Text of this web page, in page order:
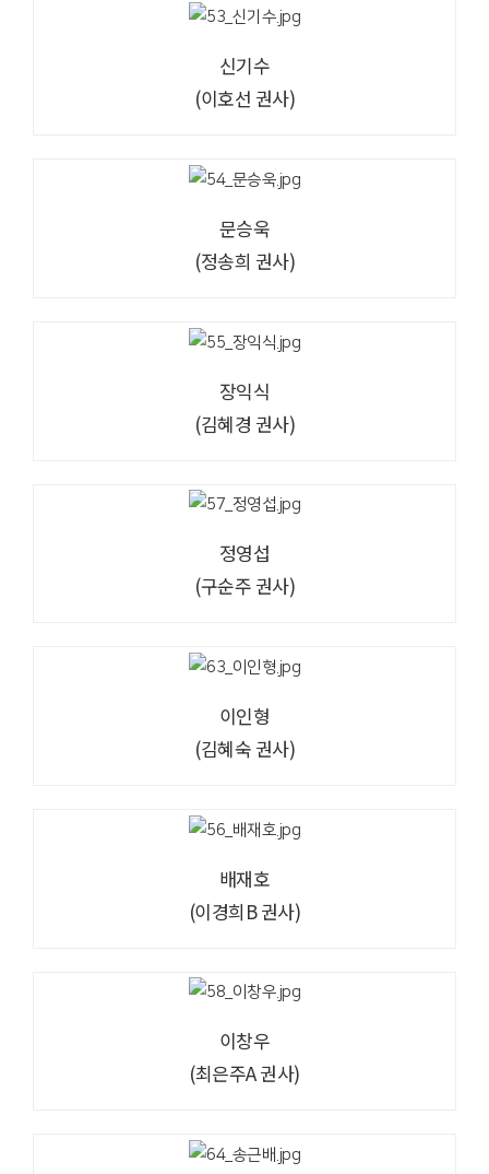
신기수
(이호선 권사)
문승욱
(정송희 권사)
장익식
(김혜경 권사)
정영섭
(구순주 권사)
이인형
(김혜숙 권사)
배재호
(이경희B 권사)
이창우
(최은주A 권사)